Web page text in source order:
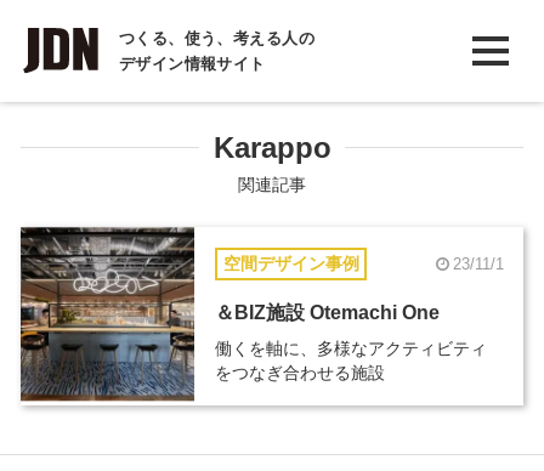
つくる、使う、考える人の
デザイン情報サイト
INTERVIEW
インタビュー
COLUMN
コラム
Karappo
関連記事
空間デザイン事例 23/11/1
＆BIZ施設 Otemachi One
働くを軸に、多様なアクティビティ
をつなぎ合わせる施設